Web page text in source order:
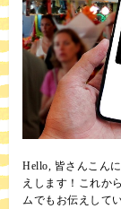
Hello, 皆さんこん
えします！これか
ムでもお伝えして